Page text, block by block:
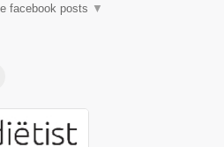
facebook posts ▼